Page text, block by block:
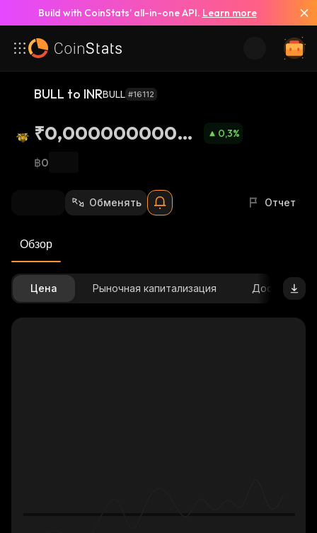
Build with CoinStats’ all-in-one API. Learn more
BULL to INRBULL #16112
₹0,00000000066
34
0,3%
฿0
Обменять Отчет
Обзор
Цена Рыночная капитализация Доступное